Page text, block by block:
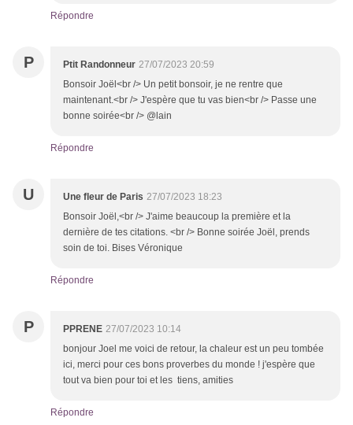
Répondre
P Ptit Randonneur 27/07/2023 20:59
Bonsoir Joël<br /> Un petit bonsoir, je ne rentre que
maintenant.<br /> J'espère que tu vas bien<br /> Passe une
bonne soirée<br /> @lain
Répondre
U Une fleur de Paris 27/07/2023 18:23
Bonsoir Joël,<br /> J'aime beaucoup la première et la
dernière de tes citations. <br /> Bonne soirée Joël, prends
soin de toi. Bises Véronique
Répondre
P PPRENE 27/07/2023 10:14
bonjour Joel me voici de retour, la chaleur est un peu tombée
ici, merci pour ces bons proverbes du monde ! j'espère que
tout va bien pour toi et les tiens, amities
Répondre